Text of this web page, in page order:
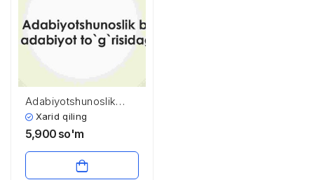
Adabiyotshunoslik
badiiy adabiyot
to’g’risidagi fan
Xarid qiling
5,900 so'm